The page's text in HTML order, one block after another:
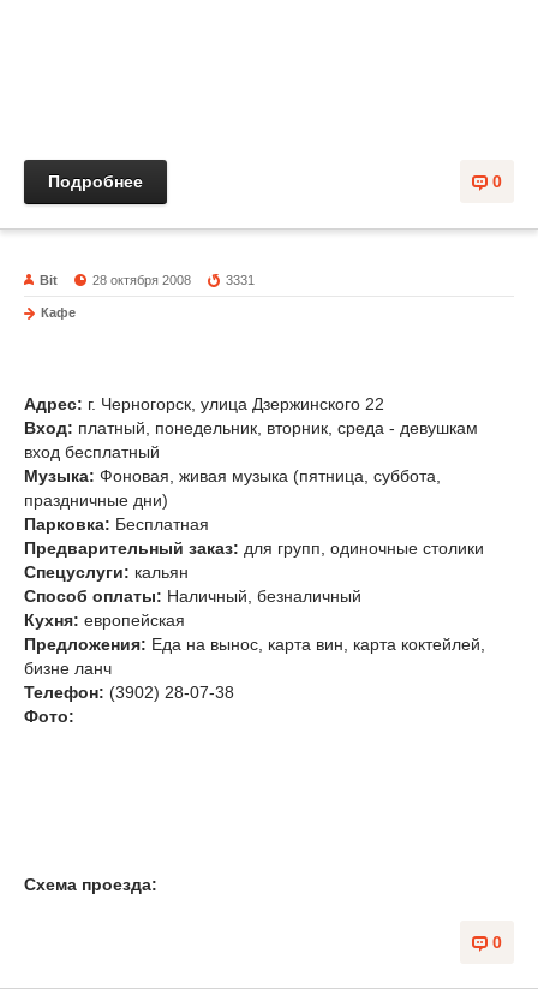
0
Подробнее
Bit 28 октября 2008 3331
Кафе
Адрес: г. Черногорск, улица Дзержинского 22
Вход: платный, понедельник, вторник, среда - девушкам
вход бесплатный
Музыка: Фоновая, живая музыка (пятница, суббота,
праздничные дни)
Парковка: Бесплатная
Предварительный заказ: для групп, одиночные столики
Спецуслуги: кальян
Способ оплаты: Наличный, безналичный
Кухня: европейская
Предложения: Еда на вынос, карта вин, карта коктейлей,
бизне ланч
Телефон: (3902) 28-07-38
Фото:
Схема проезда:
0